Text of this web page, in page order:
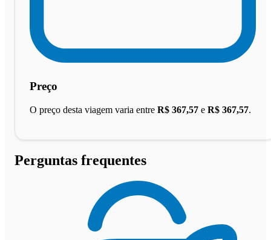
Preço
O preço desta viagem varia entre R$ 367,57 e R$ 367,57.
Perguntas frequentes